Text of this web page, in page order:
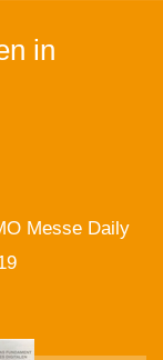
in
Messe Daily